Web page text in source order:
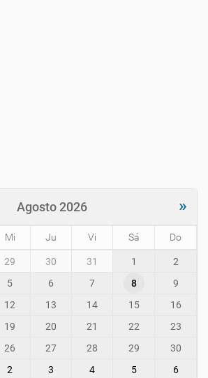
Agosto 2026 »
Mi Ju Vi Sá Do
29 30 31 1
2
5 6 7 8
9
12 13 14 15
16
19 20 21 22
23
26 27 28 29
30
2 3 4 5 6